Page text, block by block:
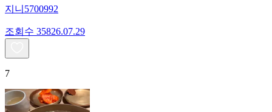
지니5700992
조회수 35826.07.29
7